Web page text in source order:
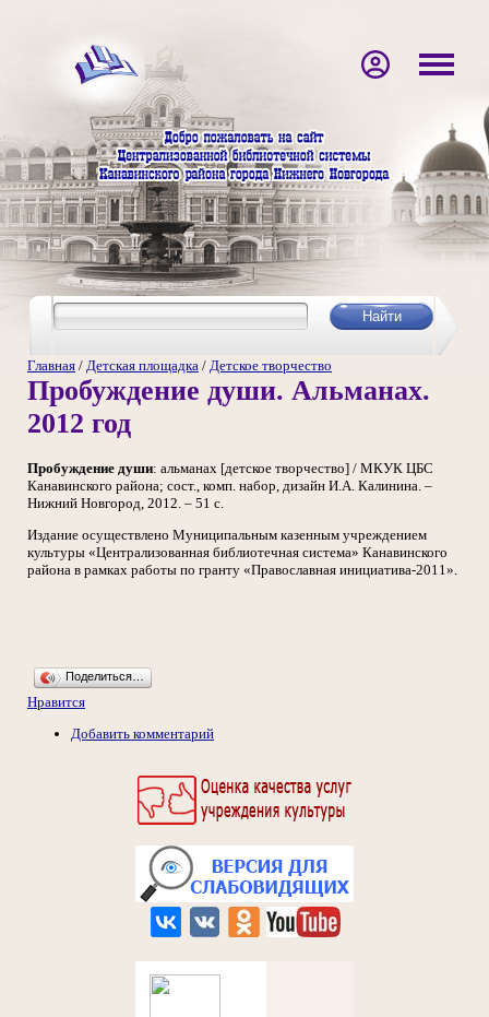
Главная / Детская площадка / Детское творчество
Пробуждение души. Альманах.
2012 год
Пробуждение души: альманах [детское творчество] / МКУК ЦБС
Канавинского района; сост., комп. набор, дизайн И.А. Калинина. –
Нижний Новгород, 2012. – 51 с.
Издание осуществлено Муниципальным казенным учреждением
культуры «Централизованная библиотечная система» Канавинского
района в рамках работы по гранту «Православная инициатива-2011».
Поделиться…
Нравится
Добавить комментарий